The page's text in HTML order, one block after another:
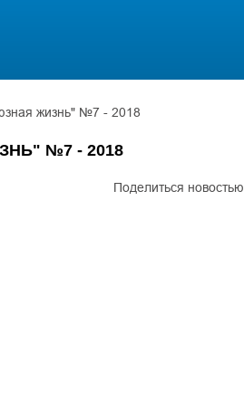
жизнь" №7 - 2018
№7 - 2018
Поделиться новостью